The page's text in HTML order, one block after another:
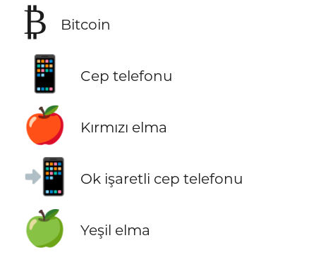
₿ Bitcoin
📱 Cep telefonu
🍎 Kırmızı elma
📲 Ok işaretli cep telefonu
🍏 Yeşil elma